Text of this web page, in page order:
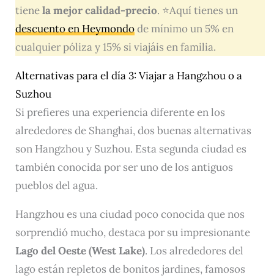
tienela mejor calidad-precio. ⭐Aquí tienes un
descuento en Heymondode mínimo un 5% en
cualquier póliza y 15% si viajáis en familia.
Alternativas para el día 3: Viajar a Hangzhou o a
Suzhou
Si prefieres una experiencia diferente en los
alrededores de Shanghai, dos buenas alternativas
son Hangzhou y Suzhou. Esta segunda ciudad es
también conocida por ser uno de los antiguos
pueblos del agua.
Hangzhou es una ciudad poco conocida que nos
sorprendió mucho, destaca por su impresionante
Lago del Oeste (West Lake). Los alrededores del
lago están repletos de bonitos jardines, famosos